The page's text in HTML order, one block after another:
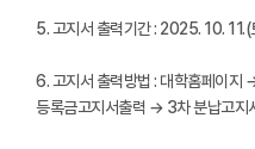
5. 고지서 출력기간 : 2025. 10.
6. 고지서 출력방법 : 대학홈페이
등록금고지서출력 → 3차 분납고지